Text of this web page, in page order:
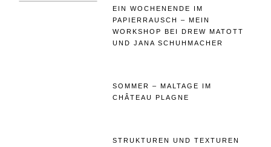
EIN WOCHENENDE IM
PAPIERRAUSCH – MEIN
WORKSHOP BEI DREW MATOTT
UND JANA SCHUHMACHER
SOMMER – MALTAGE IM
CHÂTEAU PLAGNE
STRUKTUREN UND TEXTUREN